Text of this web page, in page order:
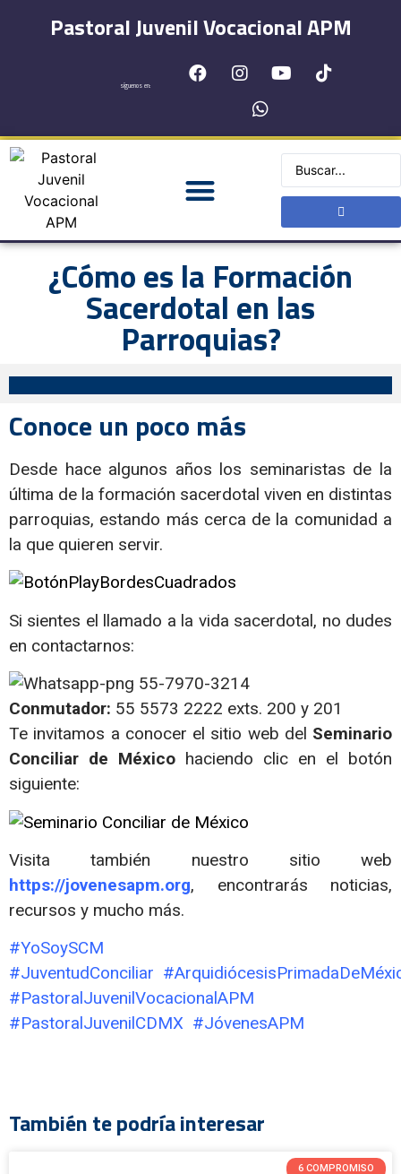
Pastoral Juvenil Vocacional APM
síguenos en:
¿Cómo es la Formación
Sacerdotal en las
Parroquias?
Conoce un poco más
Desde hace algunos años los seminaristas de la
última de la formación sacerdotal viven en distintas
parroquias, estando más cerca de la comunidad a
la que quieren servir.
Si sientes el llamado a la vida sacerdotal, no dudes
en contactarnos:
55-7970-3214
Conmutador: 55 5573 2222 exts. 200 y 201
Te invitamos a conocer el sitio web del Seminario
Conciliar de México haciendo clic en el botón
siguiente:
Visita también nuestro sitio web
https://jovenesapm.org, encontrarás noticias,
recursos y mucho más.
#YoSoySCM
#JuventudConciliar
#PastoralJuvenilVocacionalAPM
#PastoralJuvenilCDMX #JóvenesAPM
También te podría interesar
6 COMPROMISO